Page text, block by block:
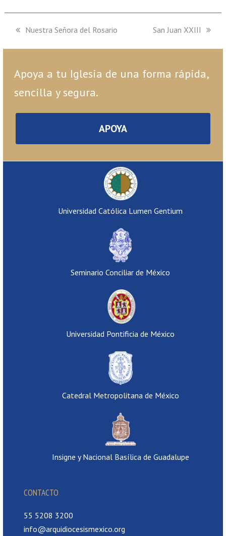
previous
Nuestra Señora del Rosario
next
San Juan XXIII
Apoya a tu Iglesia de una forma rápida,
sencilla y segura.
APOYA
Universidad Católica Lumen Gentium
Seminario Conciliar de México
Universidad Pontificia de México
Catedral Metropolitana de México
Insigne y Nacional Basílica de Guadalupe
CONTACTO
55 5208 3200
info@arquidiocesismexico.org